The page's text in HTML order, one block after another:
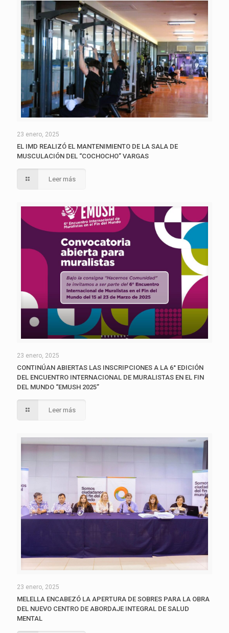
23 enero, 2025
EL IMD REALIZÓ EL MANTENIMIENTO DE LA SALA DE
MUSCULACIÓN DEL “COCHOCHO” VARGAS
Leer más
23 enero, 2025
CONTINÚAN ABIERTAS LAS INSCRIPCIONES A LA 6° EDICIÓN
DEL ENCUENTRO INTERNACIONAL DE MURALISTAS EN EL FIN
DEL MUNDO “EMUSH 2025”
Leer más
23 enero, 2025
MELELLA ENCABEZÓ LA APERTURA DE SOBRES PARA LA OBRA
DEL NUEVO CENTRO DE ABORDAJE INTEGRAL DE SALUD
MENTAL